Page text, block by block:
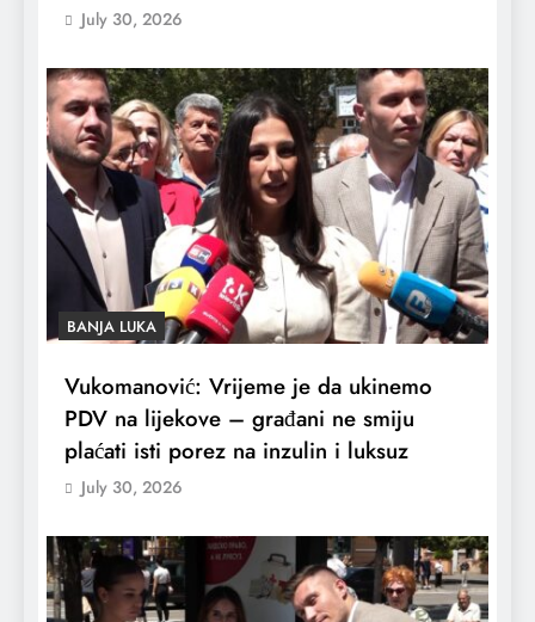
July 30, 2026
BANJA LUKA
Vukomanović: Vrijeme je da ukinemo
PDV na lijekove – građani ne smiju
plaćati isti porez na inzulin i luksuz
July 30, 2026